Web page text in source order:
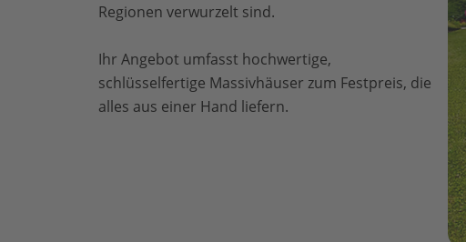
Regionen verwurzelt sind.
Ihr Angebot umfasst hochwertige,
schlüsselfertige Massivhäuser zum Festpreis, die
alles aus einer Hand liefern.